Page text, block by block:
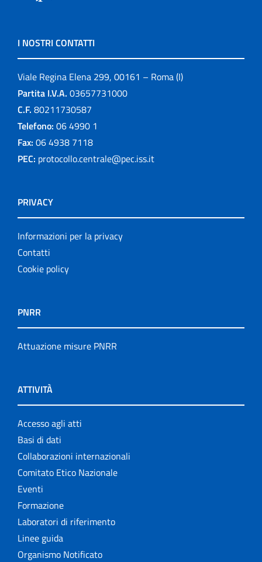
I NOSTRI CONTATTI
Viale Regina Elena 299, 00161 – Roma (I)
Partita I.V.A. 03657731000
C.F. 80211730587
Telefono: 06 4990 1
Fax: 06 4938 7118
PEC: protocollo.centrale@pec.iss.it
PRIVACY
Informazioni per la privacy
Contatti
Cookie policy
PNRR
Attuazione misure PNRR
ATTIVITÀ
Accesso agli atti
Basi di dati
Collaborazioni internazionali
Comitato Etico Nazionale
Eventi
Formazione
Laboratori di riferimento
Linee guida
Organismo Notificato